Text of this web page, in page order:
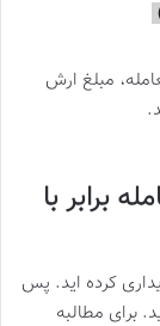
مبلغ ارش
برابر با
کرده اید. پس
برای مطالبه